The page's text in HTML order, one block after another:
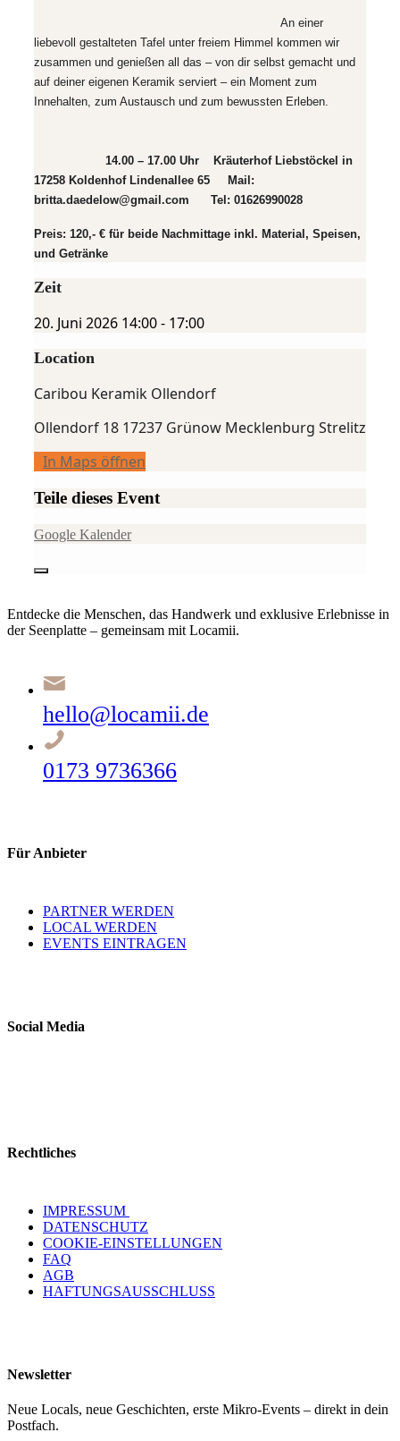
An einer
liebevoll gestalteten Tafel unter freiem Himmel kommen wir
zusammen und genießen all das – von dir selbst gemacht und
auf deiner eigenen Keramik serviert – ein Moment zum
Innehalten, zum Austausch und zum bewussten Erleben.
14.00 – 17.00 Uhr
Kräuterhof Liebstöckel in
17258 Koldenhof Lindenallee 65 Mail:
britta.daedelow@gmail.com Tel: 01626990028
Preis: 120,- € für beide Nachmittage inkl. Material, Speisen,
und Getränke
Zeit
20. Juni 2026 14:00- 17:00
Location
Caribou Keramik Ollendorf
Ollendorf 18 17237 Grünow Mecklenburg Strelitz
In Maps öffnen
Teile dieses Event
Google Kalender
Entdecke die Menschen, das Handwerk und exklusive Erlebnisse in
der Seenplatte – gemeinsam mit Locamii.
hello@locamii.de
0173 9736366
Für Anbieter
PARTNER WERDEN
LOCAL WERDEN
EVENTS EINTRAGEN
Social Media
Rechtliches
IMPRESSUM
DATENSCHUTZ
COOKIE-EINSTELLUNGEN
FAQ
AGB
HAFTUNGSAUSSCHLUSS
Newsletter
Neue Locals, neue Geschichten, erste Mikro-Events – direkt in dein
Postfach.